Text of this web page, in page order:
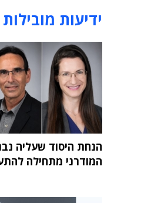
ידיעות מובילות
הנחת היסוד שעליה
המודרני מתחילה